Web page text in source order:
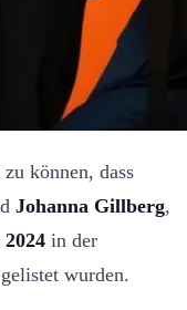
können, dass
Johanna Gillberg,
in der
wurden.